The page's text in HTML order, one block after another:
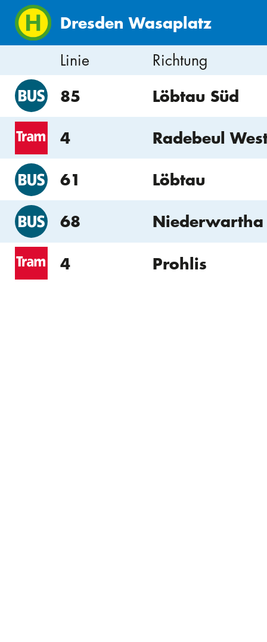
Dresden Wasaplatz
Linie Richtung
85
Löbtau Süd
4
Radebeul
61
Löbtau
68
Niederwartha
4
Prohlis